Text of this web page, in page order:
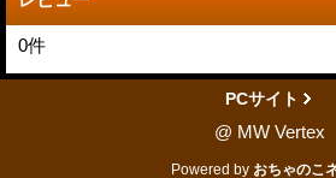
0件
PCサイト
@ MW Vertex
Powered by おちゃのこ